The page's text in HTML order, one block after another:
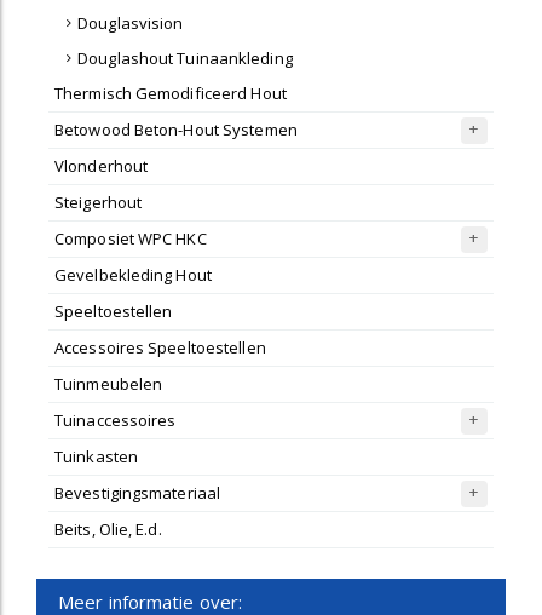
Douglasvision
Douglashout Tuinaankleding
Thermisch Gemodificeerd Hout
Betowood Beton-Hout Systemen
Vlonderhout
Steigerhout
Composiet WPC HKC
Gevelbekleding Hout
Speeltoestellen
Accessoires Speeltoestellen
Tuinmeubelen
Tuinaccessoires
Tuinkasten
Bevestigingsmateriaal
Beits, Olie, E.d.
Meer informatie over: